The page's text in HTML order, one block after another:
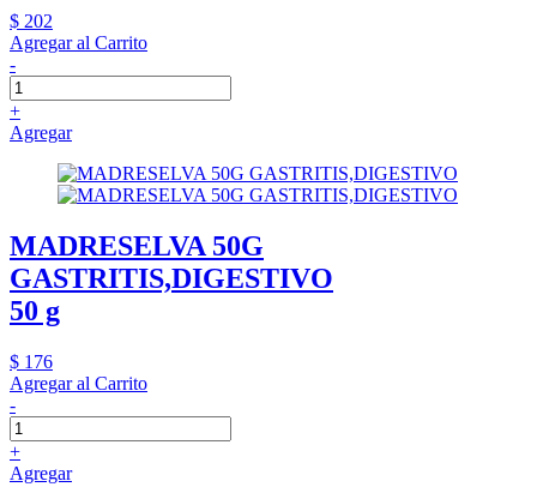
$ 202
Agregar al Carrito
-
+
Agregar
MADRESELVA 50G
GASTRITIS,DIGESTIVO
50 g
$ 176
Agregar al Carrito
-
+
Agregar